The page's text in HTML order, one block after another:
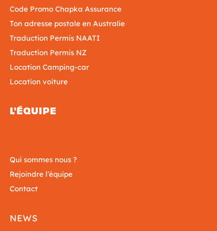
Code Promo Chapka Assurance
Ton adresse postale en Australie
Traduction Permis NAATI
Traduction Permis NZ
Location Camping-car
Location voiture
L'ÉQUIPE
Qui sommes nous ?
Rejoindre l’équipe
Contact
NEWS